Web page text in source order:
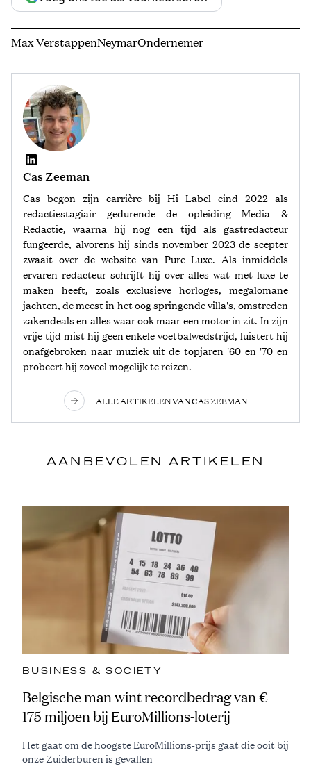
Max VerstappenNeymarOndernemer
Cas Zeeman
Cas begon zijn carrière bij Hi Label eind 2022 als
redactiestagiair gedurende de opleiding Media &
Redactie, waarna hij nog een tijd als gastredacteur
fungeerde, alvorens hij sinds november 2023 de scepter
zwaait over de website van Pure Luxe. Als inmiddels
ervaren redacteur schrijft hij over alles wat met luxe te
maken heeft, zoals exclusieve horloges, megalomane
jachten, de meest in het oog springende villa's, omstreden
zakendeals en alles waar ook maar een motor in zit. In zijn
vrije tijd mist hij geen enkele voetbalwedstrijd, luistert hij
onafgebroken naar muziek uit de topjaren '60 en '70 en
probeert hij zoveel mogelijk te reizen.
ALLE ARTIKELEN VAN CAS ZEEMAN
AANBEVOLEN ARTIKELEN
BUSINESS & SOCIETY
Belgische man wint recordbedrag van €
175 miljoen bij EuroMillions-loterij
Het gaat om de hoogste EuroMillions-prijs gaat die ooit bij
onze Zuiderburen is gevallen